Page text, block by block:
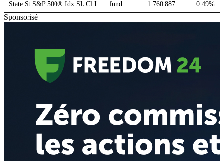
State St S&P 500® Idx SL Cl I fund 1 760 887 0.49%
Sponsorisé